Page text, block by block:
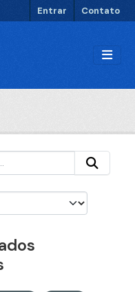
Entrar Contato